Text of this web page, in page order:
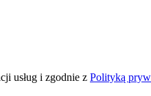
usług i zgodnie z Polityką